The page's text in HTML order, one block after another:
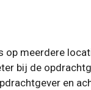
meerdere
bij de
en